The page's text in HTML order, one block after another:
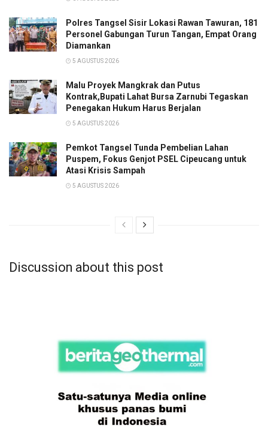
Polres Tangsel Sisir Lokasi Rawan Tawuran, 181
Personel Gabungan Turun Tangan, Empat Orang
Diamankan
5 AGUSTUS 2026
Malu Proyek Mangkrak dan Putus
Kontrak,Bupati Lahat Bursa Zarnubi Tegaskan
Penegakan Hukum Harus Berjalan
5 AGUSTUS 2026
Pemkot Tangsel Tunda Pembelian Lahan
Puspem, Fokus Genjot PSEL Cipeucang untuk
Atasi Krisis Sampah
5 AGUSTUS 2026
Discussion about this post